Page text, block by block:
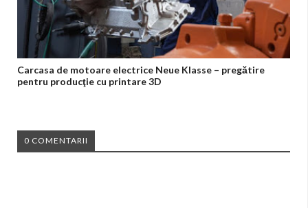
Carcasa de motoare electrice Neue Klasse – pregătire
pentru producţie cu printare 3D
0 COMENTARII